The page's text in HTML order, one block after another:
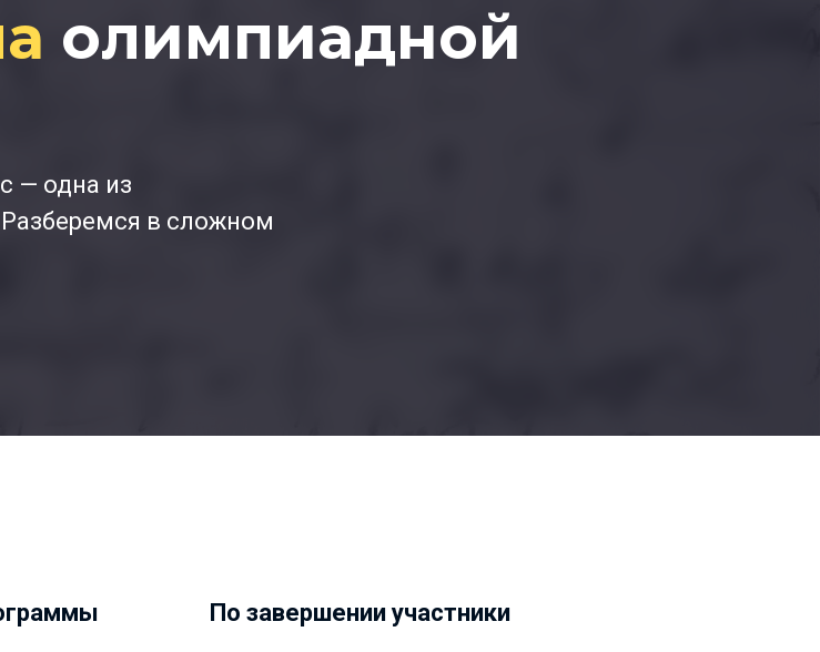
олимпиадной
— одна из
в сложном
По завершении участники